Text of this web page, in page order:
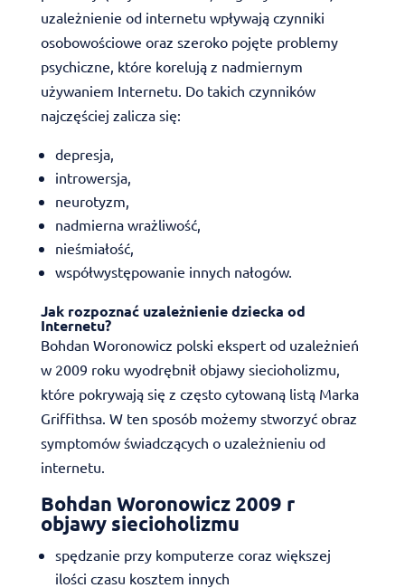
uzależnienie od internetu wpływają czynniki
osobowościowe oraz szeroko pojęte problemy
psychiczne, które korelują z nadmiernym
używaniem Internetu. Do takich czynników
najczęściej zalicza się:
depresja,
introwersja,
neurotyzm,
nadmierna wrażliwość,
nieśmiałość,
współwystępowanie innych nałogów.
Jak rozpoznać uzależnienie dziecka od
Internetu?
Bohdan Woronowicz polski ekspert od uzależnień
w 2009 roku wyodrębnił objawy siecioholizmu,
które pokrywają się z często cytowaną listą Marka
Griffithsa. W ten sposób możemy stworzyć obraz
symptomów świadczących o uzależnieniu od
internetu.
Bohdan Woronowicz 2009 r
objawy siecioholizmu
spędzanie przy komputerze coraz większej
ilości czasu kosztem innych